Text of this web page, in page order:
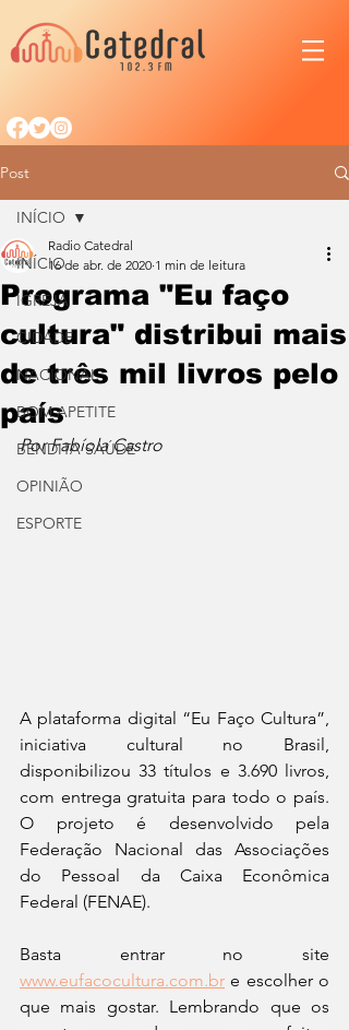
Post
INÍCIO
IGREJA
CIDADE
NACIONAL
BOM APETITE
BENDITA SAÚDE
OPINIÃO
ESPORTE
INÍCIO
Programa "Eu faço
cultura" distribui mais
de três mil livros pelo
país
Radio Catedral
16 de abr. de 2020 1 min de leitura
Por Fabíola Castro
A plataforma digital “Eu Faço Cultura”,
iniciativa cultural no Brasil,
disponibilizou 33 títulos e 3.690 livros,
com entrega gratuita para todo o país.
O projeto é desenvolvido pela
Federação Nacional das Associações
do Pessoal da Caixa Econômica
Federal (FENAE).
www.eufacocultura.com.br e escolher o
que mais gostar. Lembrando que os